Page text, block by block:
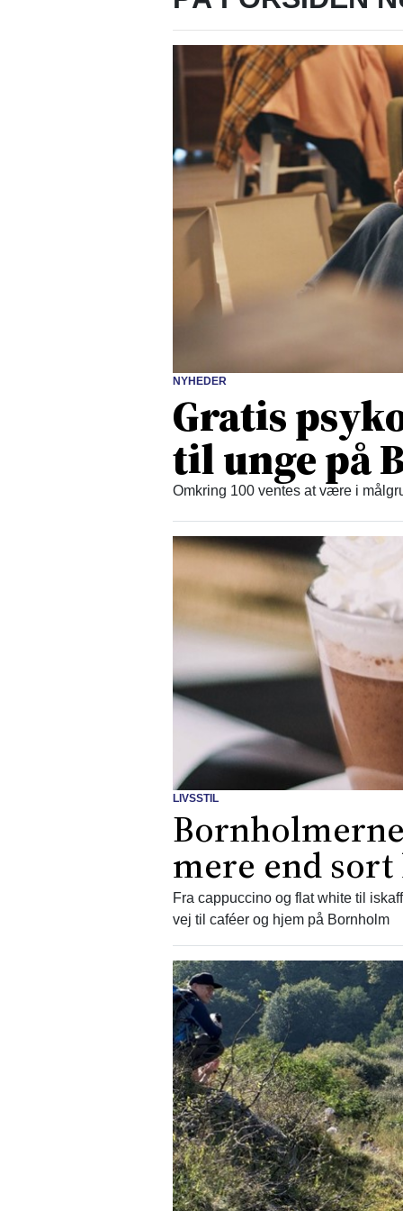
NYHEDER
Gratis
til unge på
Omkring 100 ventes at være i
LIVSSTIL
mere end sort
Fra cappuccino og flat white til
vej til caféer og hjem på Bornholm